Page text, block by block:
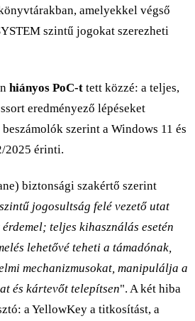
amelyekkel végső
szintű jogokat szerezheti
hiányos PoC-t tett közzé: a teljes,
eredményező lépéseket
szerint a Windows 11 és
2025 érinti.
biztonsági szakértő szerint
jogosultság felé vezető utat
teljes kihasználás esetén
lehetővé teheti a támadónak,
mechanizmusokat, manipulálja a
és kártevőt telepítsen". A két hiba
a YellowKey a titkosítást, a